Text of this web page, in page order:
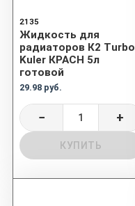
2135
Жидкость для
радиаторов К2 Turbo
Kuler КРАСН 5л
готовой
29.98 руб.
− +
КУПИТЬ